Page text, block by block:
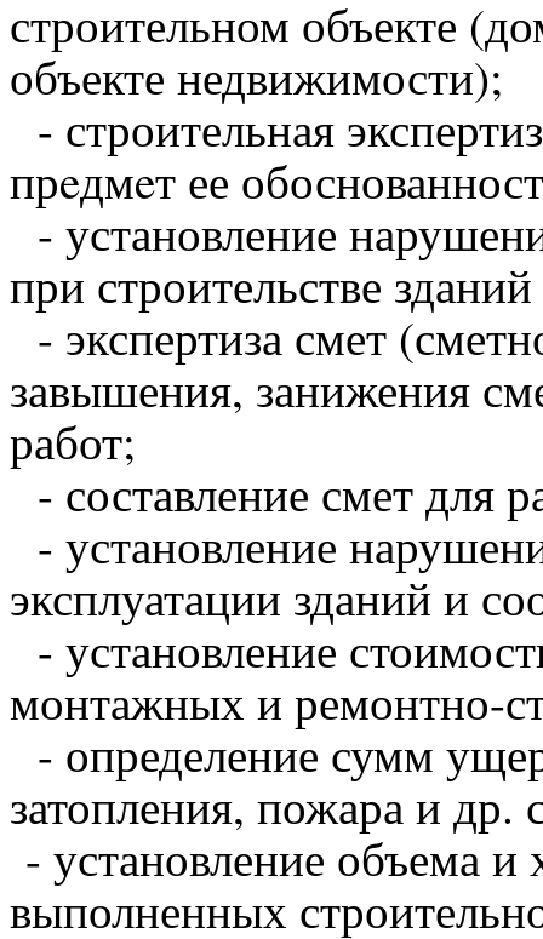
строительном объекте
объекте недвижимости);
- строительная
прeдмeт ее
- установление
при строительстве
- экспертиза смет
завышения, занижения
работ;
- составление смет для
- установление
эксплуатации зданий и
- установление
монтажных и ремонтно-
- определение сумм
затопления, пожара и др.
- установление объема и
выполненных